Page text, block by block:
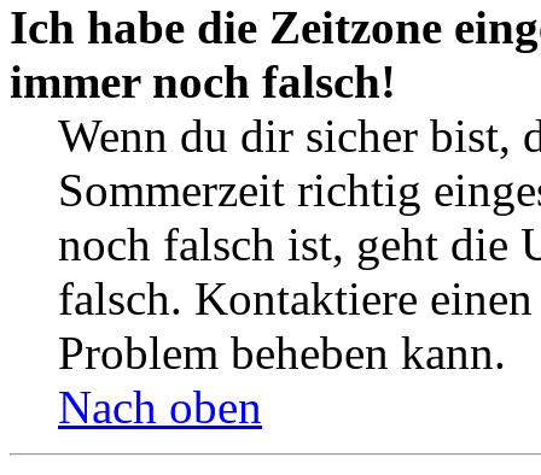
Ich habe die Zeitzone
immer noch falsch!
Wenn du dir sicher bist,
Sommerzeit richtig
noch falsch ist, geht die
falsch. Kontaktiere
Problem beheben kann.
Nach oben